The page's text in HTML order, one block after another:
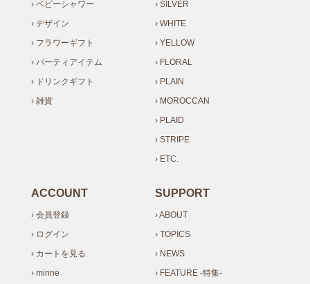
› ベビーシャワー
› デザイン
› フラワーギフト
› パーティアイテム
› ドリンクギフト
› 雑貨
› SILVER
› WHITE
› YELLOW
› FLORAL
› PLAIN
› MOROCCAN
› PLAID
› STRIPE
› ETC.
ACCOUNT
› 会員登録
› ログイン
› カートを見る
› minne
SUPPORT
› ABOUT
› TOPICS
› NEWS
› FEATURE -特集-